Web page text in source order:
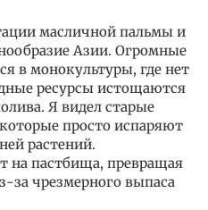
масличной пальмы и
Азии. Огромные
в монокультуры, где нет
ресурсы истощаются
Я видел старые
просто испаряют
растений.
на пастбища, превращая
за чрезмерного выпаса